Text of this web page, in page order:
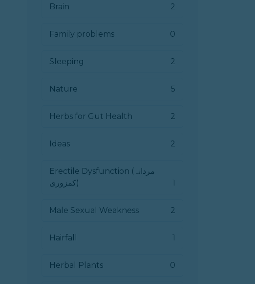
Brain 2
Family problems 0
Sleeping 2
Nature 5
Herbs for Gut Health 2
Ideas 2
Erectile Dysfunction (مردانہ
کمزوری)
1
Male Sexual Weakness 2
Hairfall 1
Herbal Plants 0